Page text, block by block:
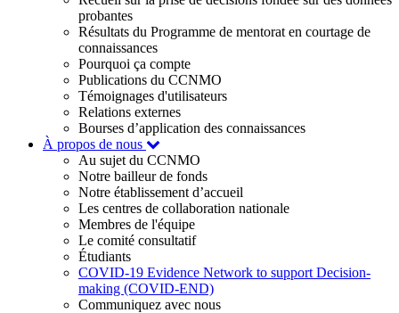
probantes
Résultats du Programme de mentorat en courtage de
connaissances
Pourquoi ça compte
Publications du CCNMO
Témoignages d'utilisateurs
Relations externes
Bourses d’application des connaissances
À propos de nous
Au sujet du CCNMO
Notre bailleur de fonds
Notre établissement d’accueil
Les centres de collaboration nationale
Membres de l'équipe
Le comité consultatif
Étudiants
COVID-19 Evidence Network to support Decision-
making (COVID-END)
Communiquez avec nous